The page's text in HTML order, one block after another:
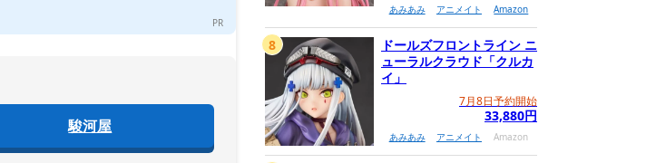
駿河屋
あみあみ アニメイト Amazon
ドールズフロントライン ニ
ューラルクラウド「クルカ
イ」
7月8日予約開始
33,880円
あみあみ アニメイト Amazon
8